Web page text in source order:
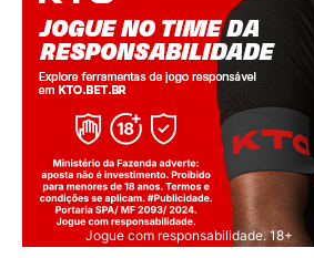
Jogue com responsabilidade. 18+